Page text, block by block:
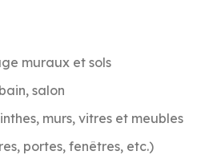
muraux et sols
salon
murs, vitres et meubles
portes, fenêtres, etc.)